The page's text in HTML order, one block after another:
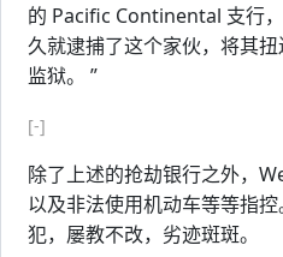
的 Pacific Continental 支行
久就逮捕了这个家伙，将其
监狱。 ”
[-]
除了上述的抢劫银行之外，
以及非法使用机动车等等指
犯，屡教不改，劣迹斑斑。